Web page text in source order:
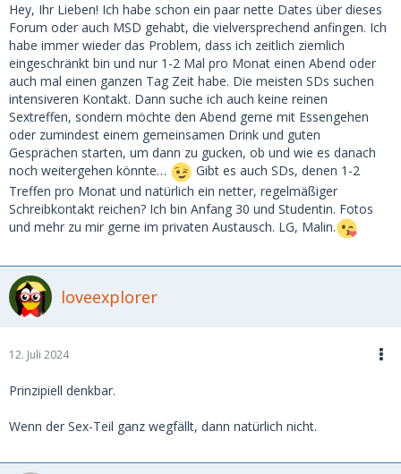
Hey, Ihr Lieben! Ich habe schon ein paar nette Dates über dieses
Forum oder auch MSD gehabt, die vielversprechend anfingen. Ich
habe immer wieder das Problem, dass ich zeitlich ziemlich
eingeschränkt bin und nur 1-2 Mal pro Monat einen Abend oder
auch mal einen ganzen Tag Zeit habe. Die meisten SDs suchen
intensiveren Kontakt. Dann suche ich auch keine reinen
Sextreffen, sondern möchte den Abend gerne mit Essengehen
oder zumindest einem gemeinsamen Drink und guten
Gesprächen starten, um dann zu gucken, ob und wie es danach
noch weitergehen könnte…
Gibt es auch SDs, denen 1-2
Treffen pro Monat und natürlich ein netter, regelmäßiger
Schreibkontakt reichen? Ich bin Anfang 30 und Studentin. Fotos
und mehr zu mir gerne im privaten Austausch. LG, Malin.
loveexplorer
12. Juli 2024
Prinzipiell denkbar.
Wenn der Sex-Teil ganz wegfällt, dann natürlich nicht.